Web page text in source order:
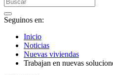
Seguinos en:
Inicio
Noticias
Nuevas viviendas
Trabajan en nuevas